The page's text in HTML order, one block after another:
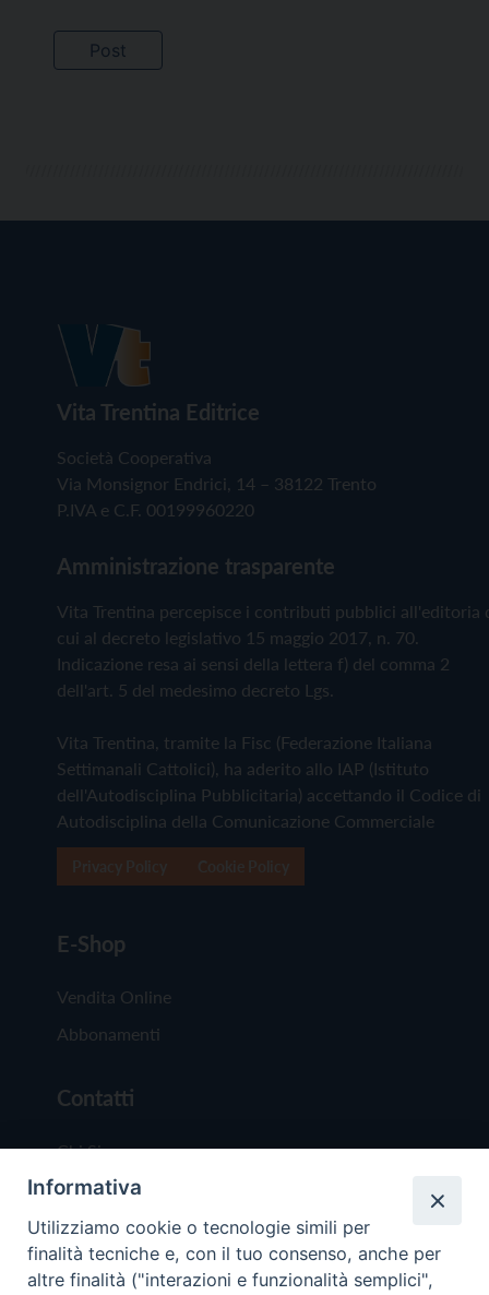
Vita Trentina Editrice
Società Cooperativa
Via Monsignor Endrici, 14 – 38122 Trento
P.IVA e C.F. 00199960220
Amministrazione trasparente
Vita Trentina percepisce i contributi pubblici all'editoria
cui al decreto legislativo 15 maggio 2017, n. 70.
Indicazione resa ai sensi della lettera f) del comma 2
dell'art. 5 del medesimo decreto Lgs.
Vita Trentina, tramite la Fisc (Federazione Italiana
Settimanali Cattolici), ha aderito allo IAP (Istituto
dell'Autodisciplina Pubblicitaria) accettando il Codice di
Autodisciplina della Comunicazione Commerciale
E-Shop
Vendita Online
Abbonamenti
Contatti
Chi Siamo
Redazione
Scrivici
Informativa
Utilizziamo cookie o tecnologie simili per
finalità tecniche e, con il tuo consenso, anche per
altre finalità ("interazioni e funzionalità semplici",